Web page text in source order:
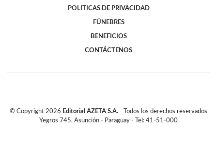
POLITICAS DE PRIVACIDAD
FÚNEBRES
BENEFICIOS
CONTÁCTENOS
© Copyright 2026 Editorial AZETA S.A. - Todos los derechos reservados
Yegros 745, Asunción - Paraguay - Tel: 41-51-000